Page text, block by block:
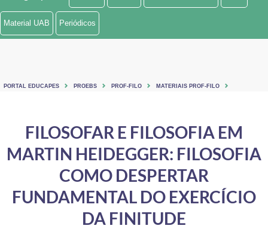
Ministério de Minas e Energia
Controladoria-Geral da União
Ministério da Mulher, da Família e dos Direitos Humanos
Secretaria-Geral
Material UAB Periódicos
PORTAL EDUCAPES PROEBS PROF-FILO MATERIAIS PROF-FILO
FILOSOFAR E FILOSOFIA EM
MARTIN HEIDEGGER: FILOSOFIA
COMO DESPERTAR
FUNDAMENTAL DO EXERCÍCIO
DA FINITUDE